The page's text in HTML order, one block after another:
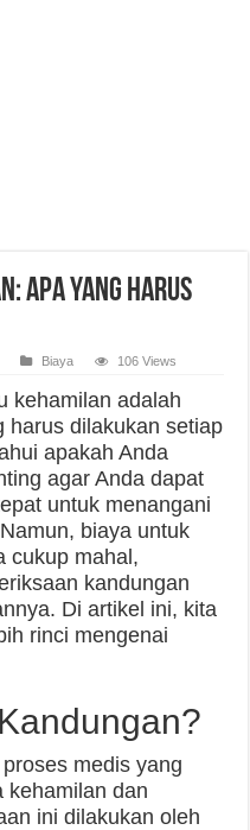
Apa yang Harus
Biaya 106 Views
kehamilan adalah
harus dilakukan setiap
apakah Anda
agar Anda dapat
untuk menangani
biaya untuk
cukup mahal,
kandungan
Di artikel ini, kita
rinci mengenai
medis yang
kehamilan dan
ini dilakukan oleh